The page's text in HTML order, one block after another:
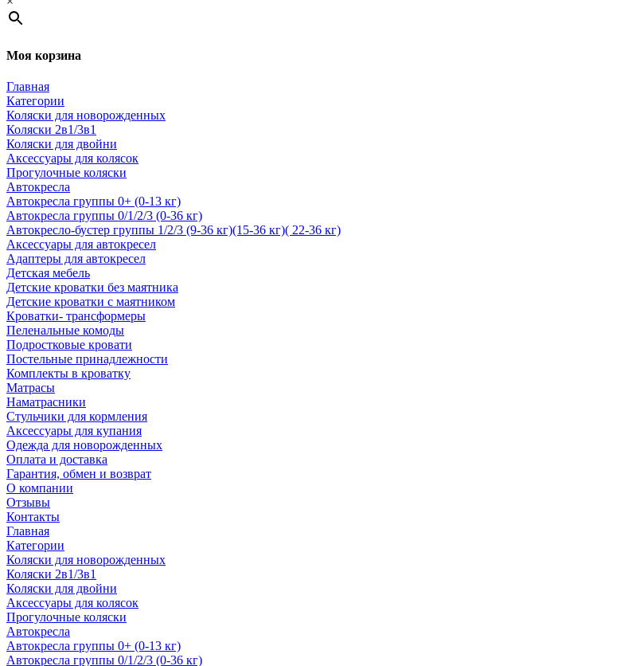
Моя корзина
Главная
Категории
Коляски для новорожденных
Коляски 2в1/3в1
Коляски для двойни
Аксессуары для колясок
Прогулочные коляски
Автокресла
Автокресла группы 0+ (0-13 кг)
Автокресла группы 0/1/2/3 (0-36 кг)
Автокресло-бустер группы 1/2/3 (9-36 кг)(15-36 кг)( 22-36 кг)
Аксессуары для автокресел
Адаптеры для автокресел
Детская мебель
Детские кроватки без маятника
Детские кроватки с маятником
Кроватки- трансформеры
Пеленальные комоды
Подростковые кровати
Постельные принадлежности
Комплекты в кроватку
Матрасы
Наматрасники
Стульчики для кормления
Аксессуары для купания
Одежда для новорожденных
Оплата и доставка
Гарантия, обмен и возврат
О компании
Отзывы
Контакты
Главная
Категории
Коляски для новорожденных
Коляски 2в1/3в1
Коляски для двойни
Аксессуары для колясок
Прогулочные коляски
Автокресла
Автокресла группы 0+ (0-13 кг)
Автокресла группы 0/1/2/3 (0-36 кг)